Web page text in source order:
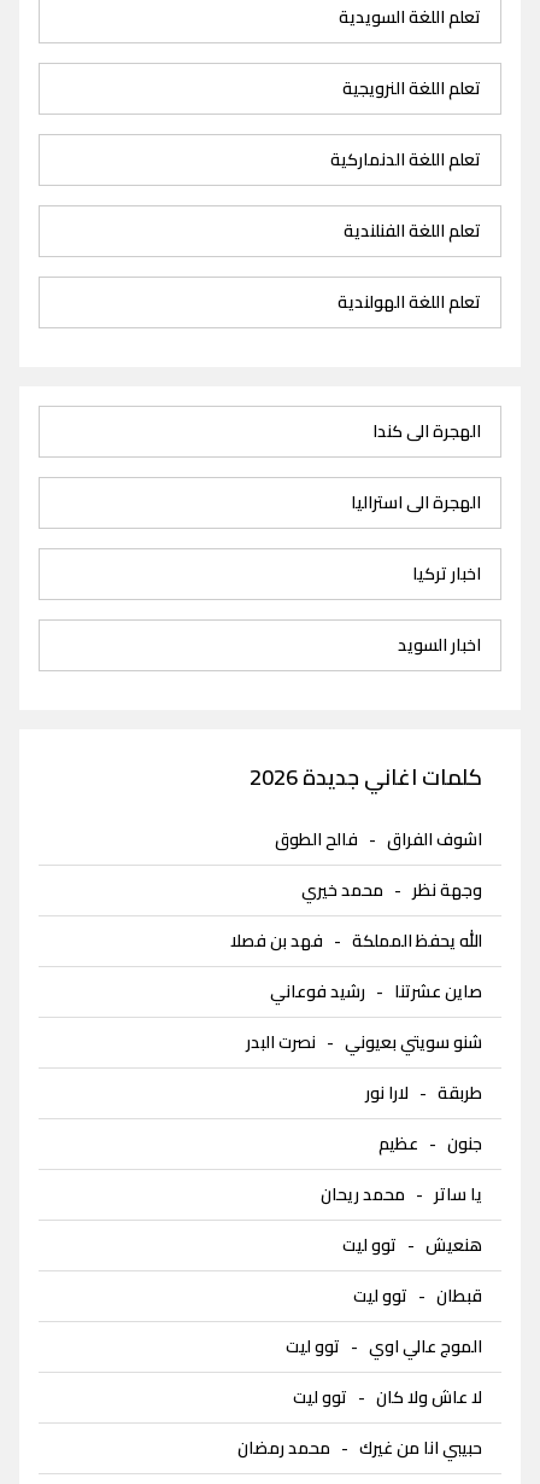
تعلم اللغة السويدية
تعلم اللغة النرويجية
تعلم اللغة الدنماركية
تعلم اللغة الفنلندية
تعلم اللغة الهولندية
الهجرة الى كندا
الهجرة الى استراليا
اخبار تركيا
اخبار السويد
كلمات اغاني جديدة 2026
اشوف الفراق - فالح الطوق
وجهة نظر- محمد خيري
الله يحفظ المملكة - فهد بن فصلا
صاين عشرتنا - رشيد فوعاني
شنو سويتي بعيوني - نصرت البدر
طربقة - لارا نور
جنون - عظيم
يا ساتر- محمد ريحان
هنعيش - توو ليت
قبطان - توو ليت
الموج عالي اوي - توو ليت
لا عاش ولا كان - توو ليت
حبيبي انا من غيرك - محمد رمضان